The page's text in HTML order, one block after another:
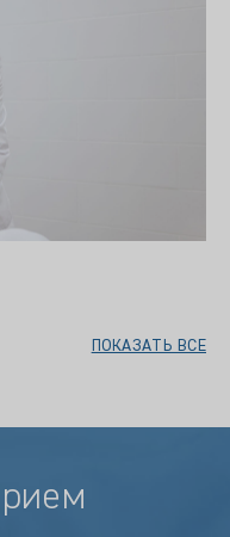
ПОКАЗАТЬ ВСЕ